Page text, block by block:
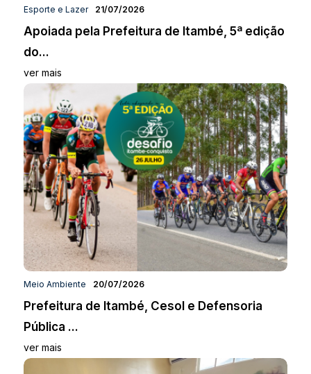
Esporte e Lazer 21/07/2026
Apoiada pela Prefeitura de Itambé, 5ª edição
do...
ver mais
Meio Ambiente 20/07/2026
Prefeitura de Itambé, Cesol e Defensoria
Pública ...
ver mais